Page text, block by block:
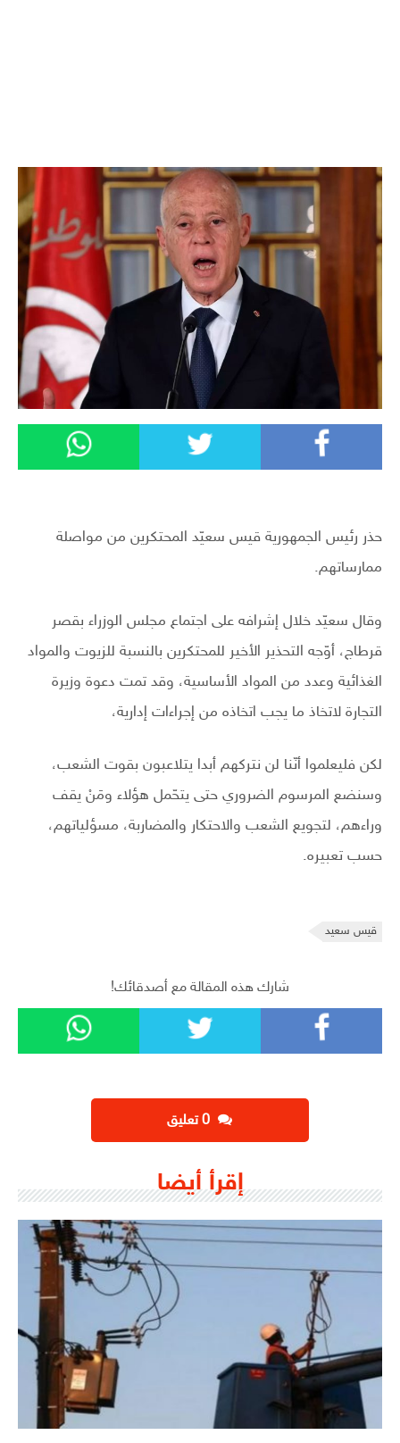
حذر رئيس الجمهورية قيس سعيّد المحتكرين من مواصلة
ممارساتهم.
وقال سعيّد خلال إشرافه على اجتماع مجلس الوزراء بقصر
قرطاج، أوّجه التحذير الأخير للمحتكرين بالنسبة للزيوت والمواد
الغذائية وعدد من المواد الأساسية، وقد تمت دعوة وزيرة
التجارة لاتخاذ ما يجب اتخاذه من إجراءات إدارية،
لكن فليعلموا أنّنا لن نتركهم أبدا يتلاعبون بقوت الشعب،
وسنضع المرسوم الضروري حتى يتحّمل هؤلاء ومَنْ يقف
وراءهم، لتجويع الشعب والاحتكار والمضاربة، مسؤلياتهم،
حسب تعبيره.
قيس سعيد
شارك هذه المقالة مع أصدقائك!
إقرأ أيضا